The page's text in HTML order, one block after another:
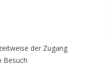
der Zugang
Besuch